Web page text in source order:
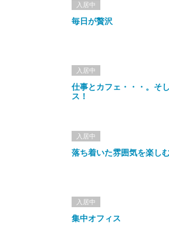
入居中
毎日が贅沢
入居中
仕事とカフェ・・・。そ
ス！
入居中
落ち着いた雰囲気を楽し
入居中
集中オフィス